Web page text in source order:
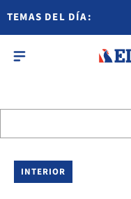
TEMAS DEL DÍA:
INTERIOR